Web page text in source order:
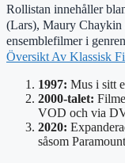
Rollistan innehåller
(Lars), Maury Chaykin
ensemblefilmer i
Översikt Av Klassisk
1997: Mus i sitt
2000-talet:
VOD och via
2020:
såsom